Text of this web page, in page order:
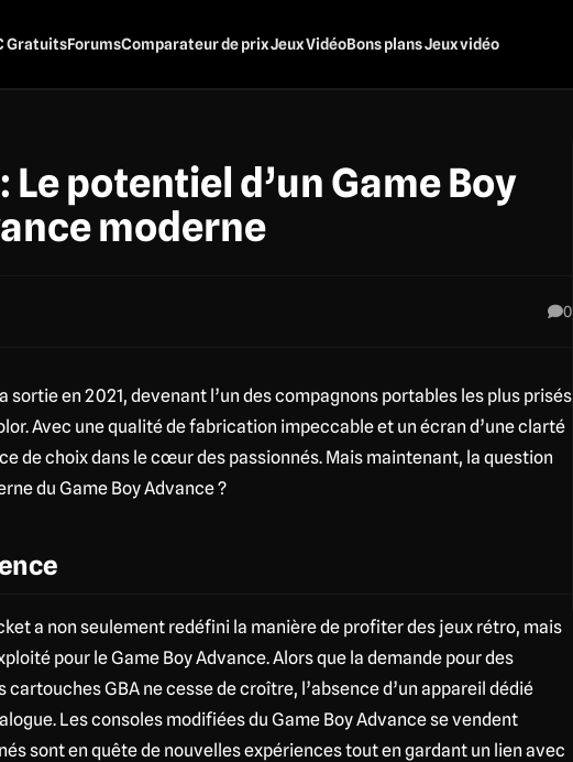
GratuitsForumsComparateur de prix Jeux VidéoBons plans Jeux vidéo
potentiel d’un Game Boy
moderne
0
sortie en 2021, devenant l’un des compagnons portables les plus prisés
Avec une qualité de fabrication impeccable et un écran d’une clarté
de choix dans le cœur des passionnés. Mais maintenant, la question
du Game Boy Advance ?
a non seulement redéfini la manière de profiter des jeux rétro, mais
pour le Game Boy Advance. Alors que la demande pour des
GBA ne cesse de croître, l’absence d’un appareil dédié
Les consoles modifiées du Game Boy Advance se vendent
sont en quête de nouvelles expériences tout en gardant un lien avec